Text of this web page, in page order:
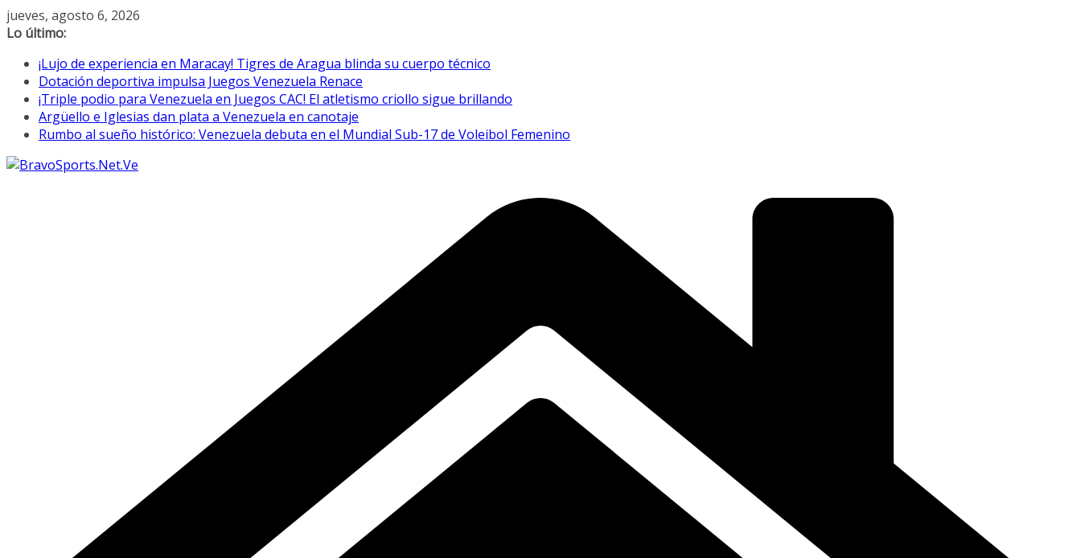
Saltar
al
jueves, agosto 6, 2026
Lo último:
¡Lujo de experiencia en Maracay! Tigres de Aragua blinda su cuerpo técnico
Dotación deportiva impulsa Juegos Venezuela Renace
¡Triple podio para Venezuela en Juegos CAC! El atletismo criollo sigue brillando
Argüello e Iglesias dan plata a Venezuela en canotaje
Rumbo al sueño histórico: Venezuela debuta en el Mundial Sub-17 de Voleibol Femenino